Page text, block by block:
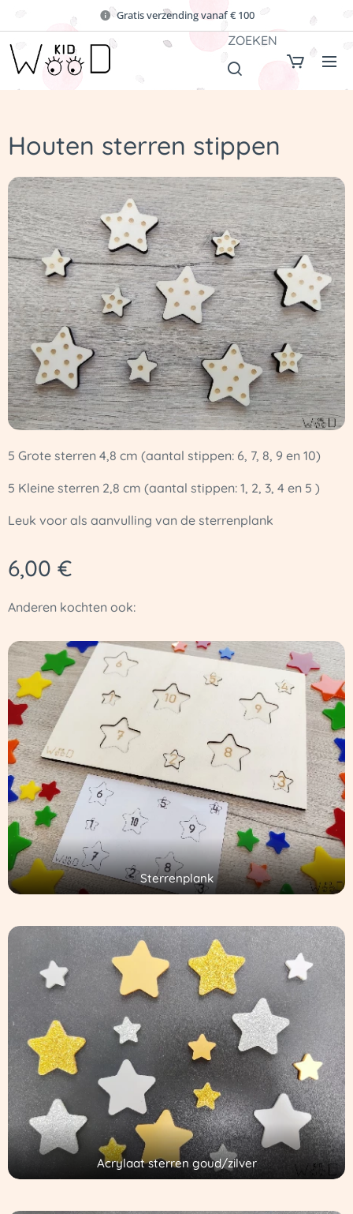
Gratis verzending vanaf € 100
ZOEKEN
Houten sterren stippen
5 Grote sterren 4,8 cm (aantal stippen: 6, 7, 8, 9 en 10)
5 Kleine sterren 2,8 cm (aantal stippen: 1, 2, 3, 4 en 5 )
Leuk voor als aanvulling van de sterrenplank
6,00 €
Anderen kochten ook:
Sterrenplank
Acrylaat sterren goud/zilver